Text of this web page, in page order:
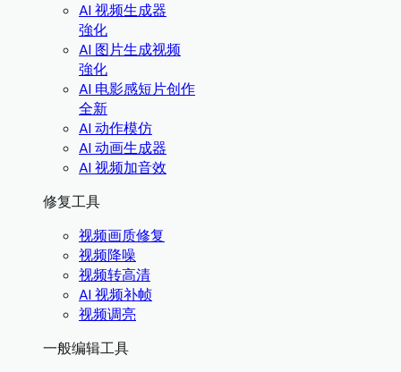
AI 视频生成器
強化
AI 图片生成视频
強化
AI 电影感短片创作
全新
AI 动作模仿
AI 动画生成器
AI 视频加音效
修复工具
视频画质修复
视频降噪
视频转高清
AI 视频补帧
视频调亮
一般编辑工具